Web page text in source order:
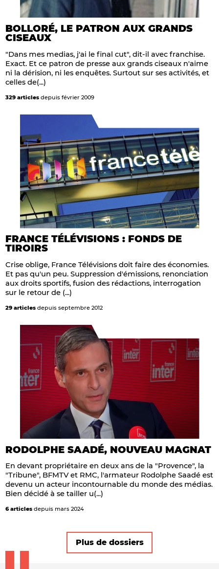
BOLLORÉ, LE PATRON AUX GRANDS
CISEAUX
"Dans mes medias, j'ai le final cut", dit-il avec franchise.
Exact. Et ce patron de presse aux grands ciseaux n'aime
ni la dérision, ni les enquêtes. Surtout sur ses activités, et
celles de(...)
329 articles depuis février 2009
FRANCE TÉLÉVISIONS : FONDS DE
TIROIRS
Crise oblige, France Télévisions doit faire des économies.
Et pas qu'un peu. Suppression d'émissions, renonciation
aux droits sportifs, fusion des rédactions, interrogation
sur le retour de (...)
29 articles depuis septembre 2012
RODOLPHE SAADÉ, NOUVEAU MAGNAT
En devant propriétaire en deux ans de la "Provence", la
"Tribune", BFMTV et RMC, l'armateur Rodolphe Saadé est
devenu un acteur incontournable du monde des médias.
Bien décidé à se tailler u(...)
6 articles depuis mars 2024
Plus de dossiers